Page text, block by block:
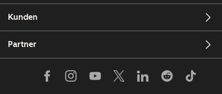
Kunden
Partner